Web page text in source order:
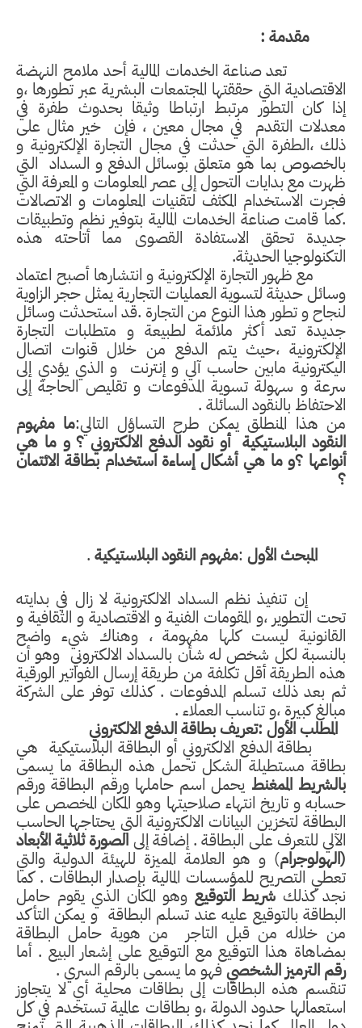
مقدمة :
تعد صناعة الخدمات المالية أحد ملامح النهضة
الاقتصادية التي حققتها المجتمعات البشرية عبر تطورها ،و
إذا كان التطور مرتبط ارتباطا وثيقا بحدوث طفرة في
معدلات التقدم في مجال معين ، فإن خير مثال على
ذلك ،الطفرة التي حدثت في مجال التجارة الإلكترونية و
بالخصوص بما هو متعلق بوسائل الدفع و السداد التي
ظهرت مع بدايات التحول إلى عصر المعلومات و المعرفة التي
فجرت الاستخدام المكثف لتقنيات المعلومات و الاتصالات
.كما قامت صناعة الخدمات المالية بتوفير نظم وتطبيقات
جديدة تحقق الاستفادة القصوى مما أتاحته هذه
التكنولوجيا الحديثة.
مع ظهور التجارة الإلكترونية و انتشارها أصبح اعتماد
وسائل حديثة لتسوية العمليات التجارية يمثل حجر الزاوية
لنجاح و تطور هذا النوع من التجارة .قد استحدثت وسائل
جديدة تعد أكثر ملائمة لطبيعة و متطلبات التجارة
الإلكترونية ،حيث يتم الدفع من خلال قنوات اتصال
اليكترونية مابين حاسب آلي و إنترنت و الذي يؤدي إلى
سرعة و سهولة تسوية المدفوعات و تقليص الحاجة إلى
الاحتفاظ بالنقود السائلة .
من هذا المنطلق يمكن طرح التساؤل التالي:ما مفهوم
النقود البلاستيكية أو نقود الدفع الالكتروني ؟ و ما هي
أنواعها ؟و ما هي أشكال إساءة استخدام بطاقة الائتمان
؟
المبحث الأول :مفهوم النقود البلاستيكية .
إن تنفيذ نظم السداد الالكترونية لا زال في بدايته
تحت التطوير ،و المقومات الفنية و الاقتصادية و الثقافية و
القانونية ليست كلها مفهومة ، وهناك شيء واضح
بالنسبة لكل شخص له شأن بالسداد الالكتروني وهو أن
هذه الطريقة أقل تكلفة من طريقة إرسال الفواتير الورقية
ثم بعد ذلك تسلم المدفوعات . كذلك توفر على الشركة
مبالغ كبيرة ،و تناسب العملاء .
المطلب الأول :تعريف بطاقة الدفع الالكتروني
بطاقة الدفع الالكتروني أو البطاقة البلاستيكية هي
بطاقة مستطيلة الشكل تحمل هذه البطاقة ما يسمى
بالشريط الممغنط يحمل اسم حاملها ورقم البطاقة ورقم
حسابه و تاريخ انتهاء صلاحيتها وهو المكان المخصص على
البطاقة لتخزين البيانات الالكترونية التي يحتاجها الحاسب
الآلي للتعرف على البطاقة . إضافة إلى الصورة ثلاثية الأبعاد
(الهولوجرام) و هو العلامة المميزة للهيئة الدولية والتي
تعطي التصريح للمؤسسات المالية بإصدار البطاقات . كما
نجد كذلك شريط التوقيع وهو المكان الذي يقوم حامل
البطاقة بالتوقيع عليه عند تسلم البطاقة و يمكن التأكد
من خلاله من قبل التاجر من هوية حامل البطاقة
بمضاهاة هذا التوقيع مع التوقيع على إشعار البيع . أما
رقم الترميز الشخصيفهو ما يسمى بالرقم السري .
تنقسم هذه البطاقات إلى بطاقات محلية أي لا يتجاوز
استعمالها حدود الدولة ،و بطاقات عالمية تستخدم في كل